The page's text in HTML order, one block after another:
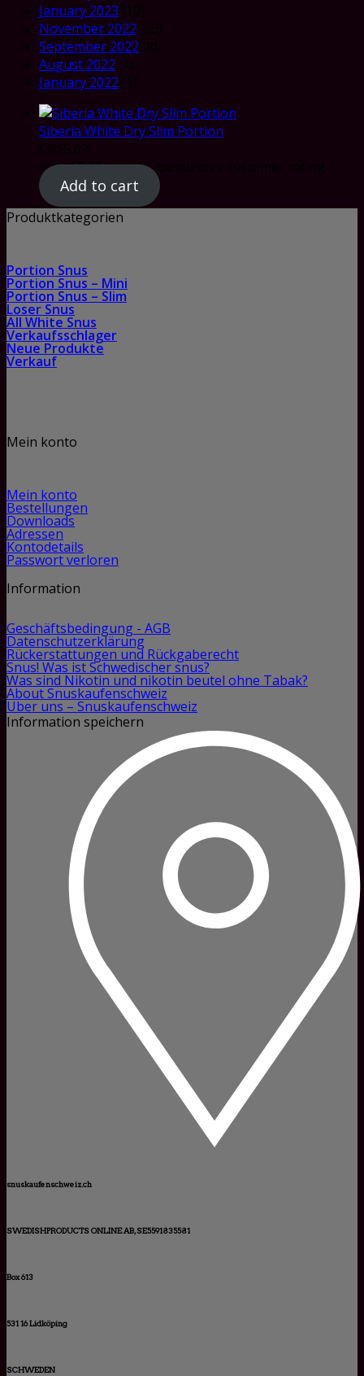
January 2023
November 2022
September 2022
August 2022
January 2022
Siberia White Dry Slim Portion
Rated5.00out of 5 based on
Add to cart
Produktkategorien
Portion Snus
Portion Snus – Mini
Portion Snus – Slim
Loser Snus
All White Snus
Verkaufsschlager
Neue Produkte
Verkauf
Mein konto
Mein konto
Bestellungen
Downloads
Adressen
Kontodetails
Passwort verloren
Information
Geschäftsbedingung - AGB
Datenschutzerklärung
Rückerstattungen und Rückgaberecht
Snus! Was ist Schwedischer snus?
Was sind Nikotin und nikotin beutel ohne Tabak?
About Snuskaufenschweiz
Über uns – Snuskaufenschweiz
Information speichern
snuskaufenschweiz.ch
SWEDISHPRODUCTS ONLINE AB, SE5591835581
Box 613
531 16 Lidköping
SCHWEDEN